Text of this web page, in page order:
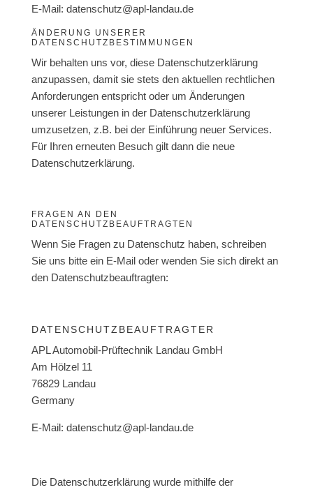
E-Mail: datenschutz@apl-landau.de
ÄNDERUNG UNSERER
DATENSCHUTZBESTIMMUNGEN
Wir behalten uns vor, diese Datenschutzerklärung
anzupassen, damit sie stets den aktuellen rechtlichen
Anforderungen entspricht oder um Änderungen
unserer Leistungen in der Datenschutzerklärung
umzusetzen, z.B. bei der Einführung neuer Services.
Für Ihren erneuten Besuch gilt dann die neue
Datenschutzerklärung.
FRAGEN AN DEN
DATENSCHUTZBEAUFTRAGTEN
Wenn Sie Fragen zu Datenschutz haben, schreiben
Sie uns bitte ein E-Mail oder wenden Sie sich direkt an
den Datenschutzbeauftragten:
DATENSCHUTZBEAUFTRAGTER
APL Automobil-Prüftechnik Landau GmbH
Am Hölzel 11
76829 Landau
Germany
E-Mail: datenschutz@apl-landau.de
Die Datenschutzerklärung wurde mithilfe der